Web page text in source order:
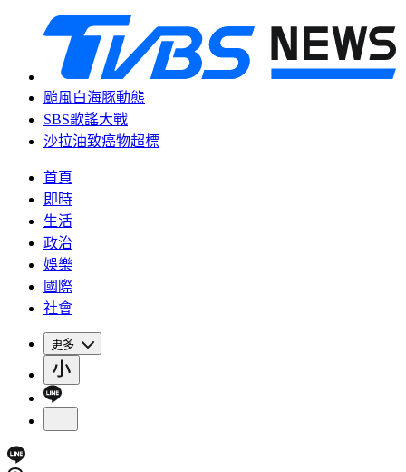
颱風白海豚動態
SBS歌謠大戰
沙拉油致癌物超標
首頁
即時
生活
政治
娛樂
國際
社會
更多